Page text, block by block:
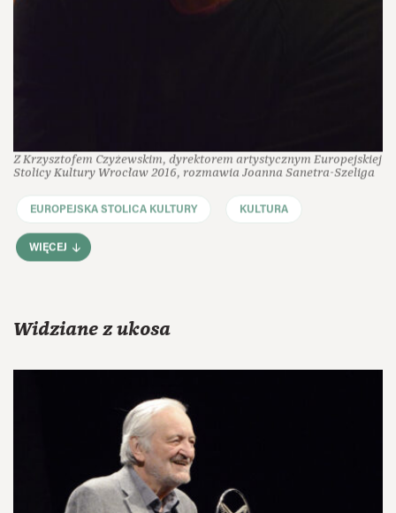
Z Krzysztofem Czyżewskim, dyrektorem artystycznym Europejskiej
Stolicy Kultury Wrocław 2016, rozmawia Joanna Sanetra-Szeliga
EUROPEJSKA STOLICA KULTURY KULTURA
WIĘCEJ
Widziane z ukosa